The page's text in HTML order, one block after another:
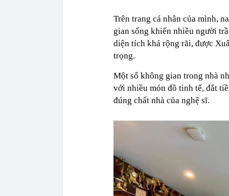
Trên trang cá nhân của mình,
gian sống khiến nhiều người
diện tích khá rộng rãi, được
trọng.
Một số không gian trong nhà
với nhiều món đồ tinh tế, đắt
đúng chất nhà của nghệ sĩ.